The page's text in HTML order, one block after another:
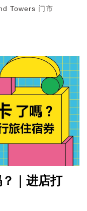
Towers 门市
｜进店打